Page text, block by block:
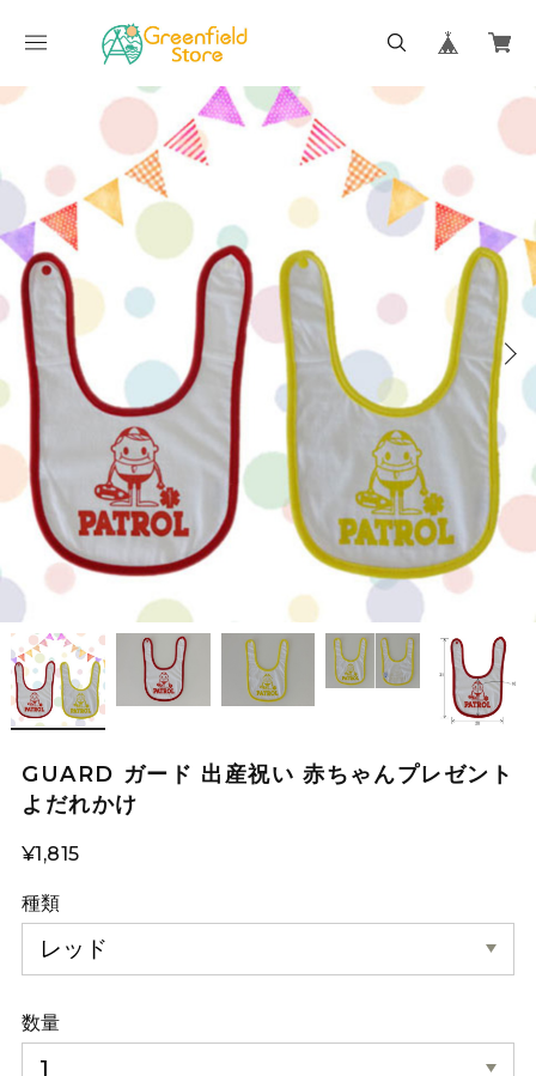
GUARD ガード 出産祝い 赤ちゃんプレゼント
よだれかけ
¥1,815
種類
数量